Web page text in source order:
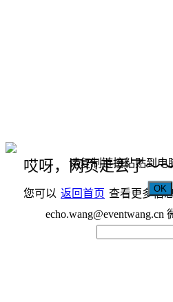
哎呀，网页走丢了～
您可以 返回首页 查看更多信
echo.wang@eventwang.cn
请复制链接粘贴到电
OK